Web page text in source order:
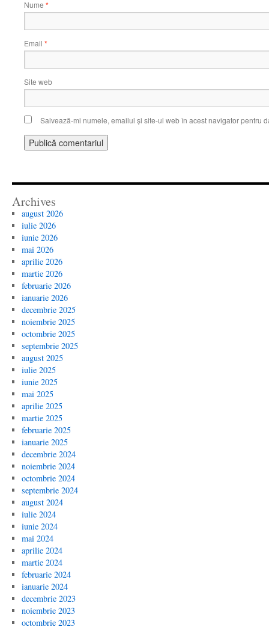
Nume *
Email *
Site web
Salvează-mi numele, emailul și site-ul web în acest navigator pentru
Archives
august 2026
iulie 2026
iunie 2026
mai 2026
aprilie 2026
martie 2026
februarie 2026
ianuarie 2026
decembrie 2025
noiembrie 2025
octombrie 2025
septembrie 2025
august 2025
iulie 2025
iunie 2025
mai 2025
aprilie 2025
martie 2025
februarie 2025
ianuarie 2025
decembrie 2024
noiembrie 2024
octombrie 2024
septembrie 2024
august 2024
iulie 2024
iunie 2024
mai 2024
aprilie 2024
martie 2024
februarie 2024
ianuarie 2024
decembrie 2023
noiembrie 2023
octombrie 2023